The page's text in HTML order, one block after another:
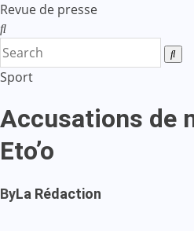
Revue de presse
Sport
Accusations de
Eto’o
ByLa Rédaction